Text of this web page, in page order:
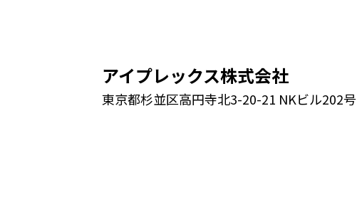
アイプレックス株式会社
東京都杉並区高円寺北3-20-21 NKビル202号